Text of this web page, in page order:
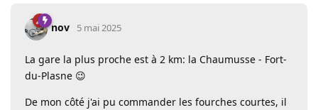
nov 5 mai 2025
La gare la plus proche est à 2 km: la Chaumusse - Fort-
du-Plasne 😉
De mon côté j'ai pu commander les fourches courtes, il